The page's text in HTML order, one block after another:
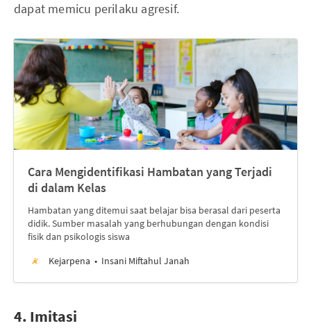
dapat memicu perilaku agresif.
Cara Mengidentifikasi Hambatan yang Terjadi
di dalam Kelas
Hambatan yang ditemui saat belajar bisa berasal dari peserta
didik. Sumber masalah yang berhubungan dengan kondisi
fisik dan psikologis siswa
Kejarpena
Insani Miftahul Janah
4. Imitasi